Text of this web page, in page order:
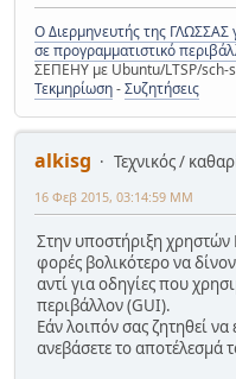
Ο Διερμηνευτής της
σε προγραμματιστικό
ΣΕΠΕΗΥ με Ubuntu/LTSP/
Τεκμηρίωση-Συζητήσεις
alkisg
Τεχνικός /
16 Φεβ 2015, 03:14:59 ΜΜ
Στην υποστήριξη
φορές βολικότερο να
αντί για οδηγίες που
περιβάλλον (GUI).
Εάν λοιπόν σας ζητηθεί να
ανεβάσετε το αποτέλεσμά